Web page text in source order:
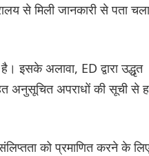
से मिली जानकारी से पता चला
अलावा, ED द्वारा उद्धृत
अनुसूचित अपराधों की सूची से
को प्रमाणित करने के